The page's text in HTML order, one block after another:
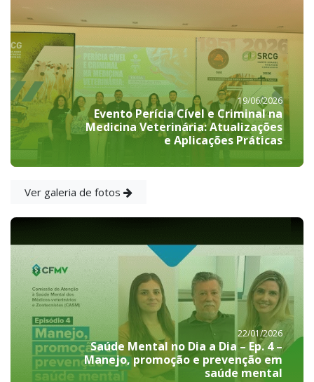
19/06/2026
Evento Perícia Cível e Criminal na
Medicina Veterinária: Atualizações
e Aplicações Práticas
Ver galeria de fotos
22/01/2026
Saúde Mental no Dia a Dia – Ep. 4 –
Manejo, promoção e prevenção em
saúde mental